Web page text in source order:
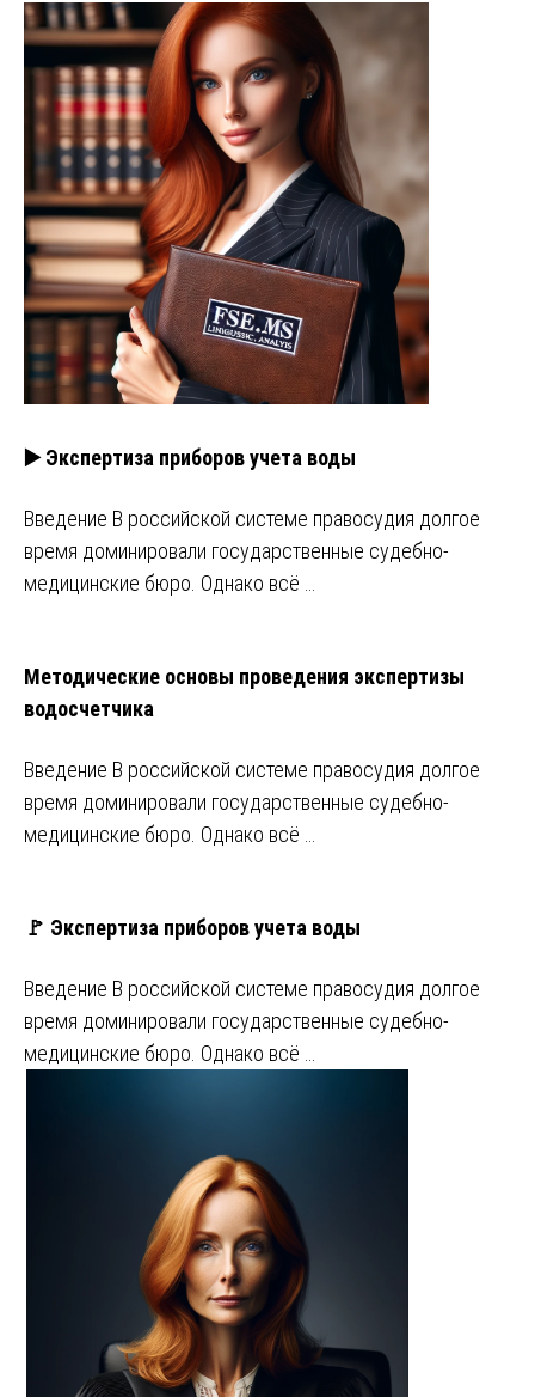
▶️ Экспертиза приборов учета воды
Введение В российской системе правосудия долгое
время доминировали государственные судебно-
медицинские бюро. Однако всё …
Методические основы проведения экспертизы
водосчетчика
Введение В российской системе правосудия долгое
время доминировали государственные судебно-
медицинские бюро. Однако всё …
🚩 Экспертиза приборов учета воды
Введение В российской системе правосудия долгое
время доминировали государственные судебно-
медицинские бюро. Однако всё …